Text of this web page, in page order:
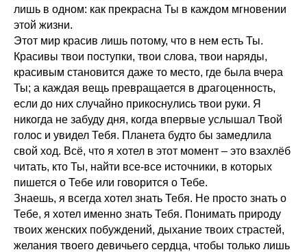
лишь в одном: как прекрасна Ты в каждом мгновении
этой жизни.
Этот мир красив лишь потому, что в нем есть Ты.
Красивы твои поступки, твои слова, твои наряды,
красивым становится даже то место, где была вчера
Ты; а каждая вещь превращается в драгоценность,
если до них случайно прикоснулись твои руки. Я
никогда не забуду дня, когда впервые услышал Твой
голос и увидел Тебя. Планета будто бы замедлила
свой ход. Всё, что я хотел в этот момент – это взахлёб
читать, кто Ты, найти все-все источники, в которых
пишется о Тебе или говорится о Тебе.
Знаешь, я всегда хотел знать Тебя. Не просто знать о
Тебе, я хотел именно знать Тебя. Понимать природу
твоих женских побуждений, дыхание твоих страстей,
желания твоего девичьего сердца, чтобы только лишь